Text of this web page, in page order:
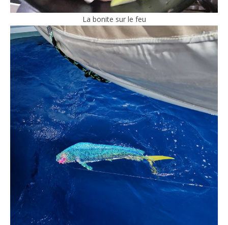
La bonite sur le feu